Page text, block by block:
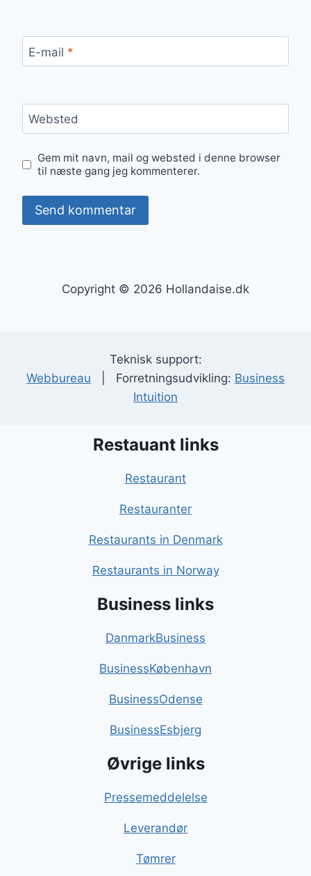
E-mail *
Websted
Gem mit navn, mail og websted i denne browser
til næste gang jeg kommenterer.
Copyright © 2026 Hollandaise.dk
Teknisk support:
Webbureau | Forretningsudvikling: Business
Intuition
Restauant links
Restaurant
Restauranter
Restaurants in Denmark
Restaurants in Norway
Business links
DanmarkBusiness
BusinessKøbenhavn
BusinessOdense
BusinessEsbjerg
Øvrige links
Pressemeddelelse
Leverandør
Tømrer